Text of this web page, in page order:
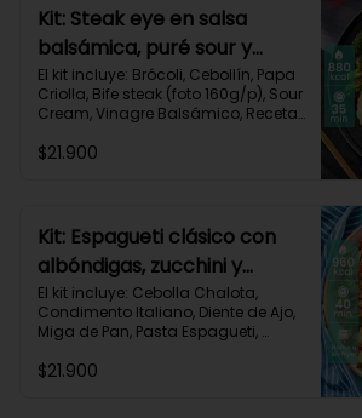
Grasas 47g | Proteínas 36g
Kit: Steak eye en salsa
balsámica, puré sour y
brócoli-15
El kit incluye: Brócoli, Cebollín, Papa
Criolla, Bife steak (foto 160g/p), Sour
Cream, Vinagre Balsámico, Receta
$21.900
Kit: Espagueti clásico con
albóndigas, zucchini y
parmesano-92
El kit incluye: Cebolla Chalota,
Condimento Italiano, Diente de Ajo,
Miga de Pan, Pasta Espagueti,
Molida (150g/p), Salsa de Tomates
$21.900